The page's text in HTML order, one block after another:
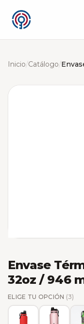
Inicio/Catálogo/
Envase
32oz / 946
ELIGE TU OPCIÓN (3)